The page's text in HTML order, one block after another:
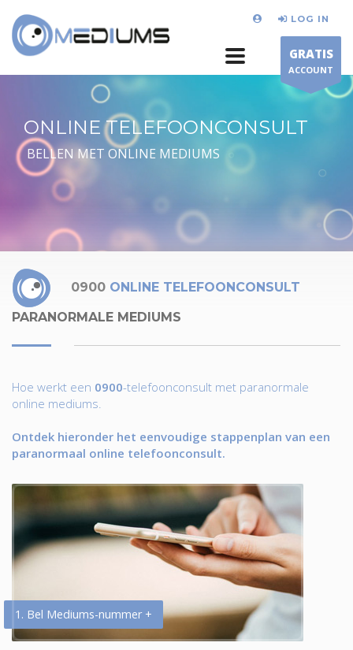
LOG IN
GRATIS
ACCOUNT
ONLINE TELEFOONCONSULT
BELLEN MET ONLINE MEDIUMS
0900 ONLINE TELEFOONCONSULT
PARANORMALE MEDIUMS
Hoe werkt een 0900-telefoonconsult met paranormale
online mediums.
Ontdek hieronder het eenvoudige stappenplan van een
paranormaal online telefoonconsult.
1. Bel Mediums-nummer +